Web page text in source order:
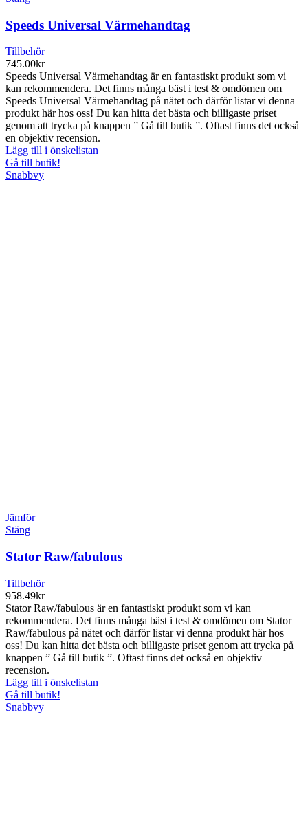
Speeds Universal Värmehandtag
Tillbehör
745.00kr
Speeds Universal Värmehandtag är en fantastiskt produkt som vi
kan rekommendera. Det finns många bäst i test & omdömen om
Speeds Universal Värmehandtag på nätet och därför listar vi denna
produkt här hos oss! Du kan hitta det bästa och billigaste priset
genom att trycka på knappen ” Gå till butik ”. Oftast finns det också
en objektiv recension.
Lägg till i önskelistan
Gå till butik!
Snabbvy
Jämför
Stäng
Stator Raw/fabulous
Tillbehör
958.49kr
Stator Raw/fabulous är en fantastiskt produkt som vi kan
rekommendera. Det finns många bäst i test & omdömen om Stator
Raw/fabulous på nätet och därför listar vi denna produkt här hos
oss! Du kan hitta det bästa och billigaste priset genom att trycka på
knappen ” Gå till butik ”. Oftast finns det också en objektiv
recension.
Lägg till i önskelistan
Gå till butik!
Snabbvy